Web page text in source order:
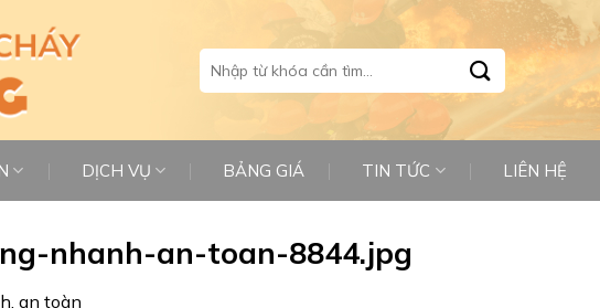
Tìm
kiếm:
DỊCH VỤ BẢNG GIÁ TIN TỨC LIÊN HỆ
nhanh-an-toan-8844.jpg
an toàn